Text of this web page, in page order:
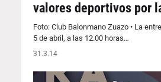
valores deportivos por
Foto: Club Balonmano Zuazo • La
5 de abril, a las 12.00 horas…
31.3.14